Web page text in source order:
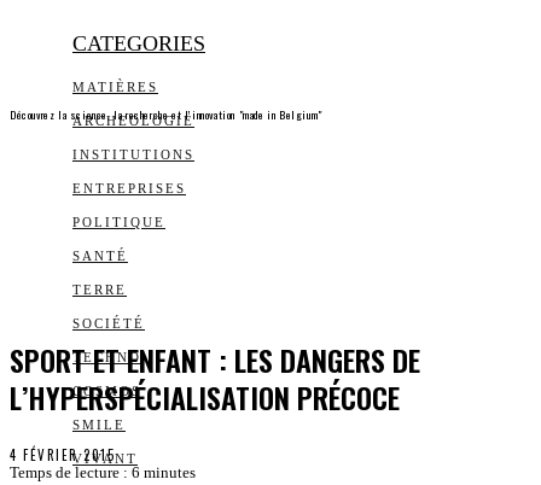
CATEGORIES
MATIÈRES
ARCHEOLOGIE
INSTITUTIONS
ENTREPRISES
POLITIQUE
SANTÉ
TERRE
SOCIÉTÉ
TECHNO
COSMOS
SMILE
VIVANT
Découvrez la science, la recherche et l’innovation "made in Belgium"
SPORT ET ENFANT : LES DANGERS DE
L’HYPERSPÉCIALISATION PRÉCOCE
4 FÉVRIER 2015
Temps de lecture : 6 minutes